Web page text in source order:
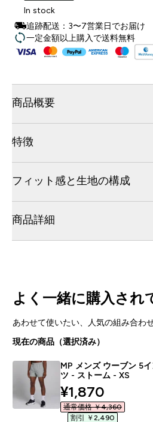
In stock
追跡配送：3〜7営業日でお届け
一定金額以上購入で送料無料
商品概要
特徴
フィット感と生地の構成
商品詳細
よく一緒に購入され
あわせて使いたい、人気の組み合わ
現在の商品（選択済み）
MP メンズ ウーブン 5
ツ - ストーム - XS
discounted
¥1,870‎
通常価格 ￥4,360‎
割引 ￥2,490‎